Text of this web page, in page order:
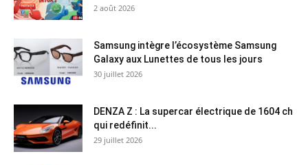
2 août 2026
Samsung intègre l’écosystème Samsung
Galaxy aux Lunettes de tous les jours
30 juillet 2026
DENZA Z : La supercar électrique de 1604 ch
qui redéfinit...
29 juillet 2026